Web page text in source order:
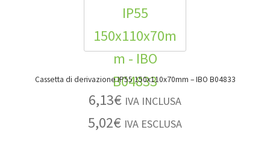
Cassetta di derivazione IP55 150x110x70mm – IBO B04833
6,13€ IVA INCLUSA
5,02€ IVA ESCLUSA